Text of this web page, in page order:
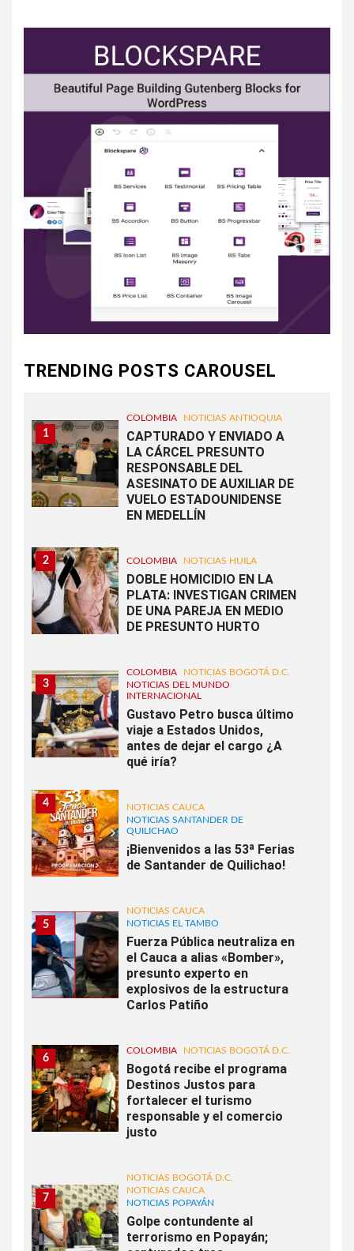
TRENDING POSTS CAROUSEL
1
COLOMBIA NOTICIAS ANTIOQUIA
CAPTURADO Y ENVIADO A
LA CÁRCEL PRESUNTO
RESPONSABLE DEL
ASESINATO DE AUXILIAR DE
VUELO ESTADOUNIDENSE
EN MEDELLÍN
2 COLOMBIA NOTICIAS HUILA
DOBLE HOMICIDIO EN LA
PLATA: INVESTIGAN CRIMEN
DE UNA PAREJA EN MEDIO
DE PRESUNTO HURTO
3
COLOMBIA
NOTICIAS BOGOTÁ D.C.
NOTICIAS DEL MUNDO
INTERNACIONAL
Gustavo Petro busca último
viaje a Estados Unidos,
antes de dejar el cargo ¿A
qué iría?
4
NOTICIAS CAUCA
NOTICIAS SANTANDER DE
QUILICHAO
¡Bienvenidos a las 53ª Ferias
de Santander de Quilichao!
5
NOTICIAS CAUCA
NOTICIAS EL TAMBO
Fuerza Pública neutraliza en
el Cauca a alias «Bomber»,
presunto experto en
explosivos de la estructura
Carlos Patiño
6
COLOMBIA NOTICIAS BOGOTÁ D.C.
Bogotá recibe el programa
Destinos Justos para
fortalecer el turismo
responsable y el comercio
justo
7
NOTICIAS BOGOTÁ D.C.
NOTICIAS CAUCA
NOTICIAS POPAYÁN
Golpe contundente al
terrorismo en Popayán;